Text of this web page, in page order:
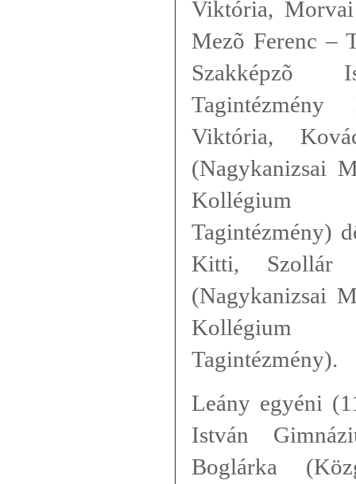
Viktória,
Mezõ Ferenc –
Szakképzõ
Viktória,
(Nagykanizsai
Kollégium
Tagintézmény)
Kitti, Szollár
(Nagykanizsai
Kollégium
Tagintézmény).
Leány egyéni
István
Boglárka